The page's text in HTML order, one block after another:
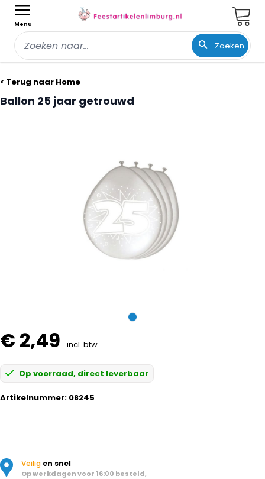
Menu
Zoeken
< Terug naar Home
Ballon 25 jaar getrouwd
€ 2,49 incl. btw
Op voorraad, direct leverbaar
Artikelnummer: 08245
Veilig en snel
Op werkdagen voor 16:00 besteld,